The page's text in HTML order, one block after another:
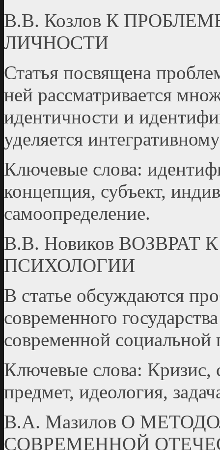
В.В. Козлов К
ЛИЧНОСТИ
Статья посвящена
ней рассматривается
идентичности и
уделяется
Ключевые слова:
концепция, субъект,
самоопределение.
В.В. Новиков
ПСИХОЛОГИИ
В статье обсуждаются
современного
современной социальной
Ключевые слова: Кризис,
предмет, идеология,
В.А. Мазилов О
СОВРЕМЕННОЙ